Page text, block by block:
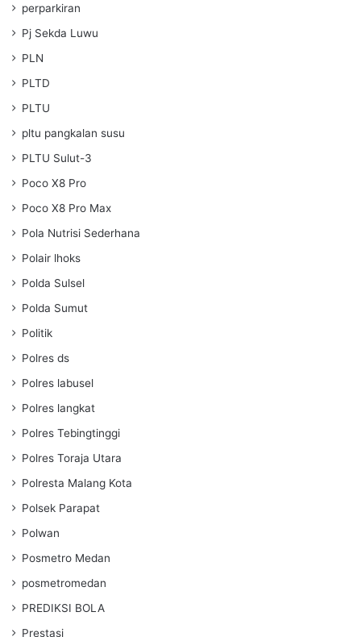
perparkiran
Pj Sekda Luwu
PLN
PLTD
PLTU
pltu pangkalan susu
PLTU Sulut-3
Poco X8 Pro
Poco X8 Pro Max
Pola Nutrisi Sederhana
Polair lhoks
Polda Sulsel
Polda Sumut
Politik
Polres ds
Polres labusel
Polres langkat
Polres Tebingtinggi
Polres Toraja Utara
Polresta Malang Kota
Polsek Parapat
Polwan
Posmetro Medan
posmetromedan
PREDIKSI BOLA
Prestasi